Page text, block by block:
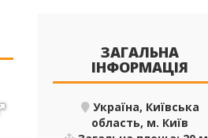
ЗАГАЛЬНА
ІНФОРМАЦІЯ
Україна, Київська
область, м. Київ